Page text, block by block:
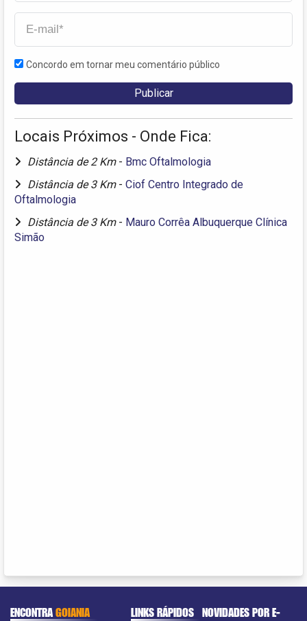
Concordo em tornar meu comentário público
Locais Próximos - Onde Fica:
Distância de 2 Km - Bmc Oftalmologia
Distância de 3 Km - Ciof Centro Integrado de
Oftalmologia
Distância de 3 Km - Mauro Corrêa Albuquerque Clínica
Simão
ENCONTRAGOIANIA LINKS RÁPIDOS NOVIDADES POR E-